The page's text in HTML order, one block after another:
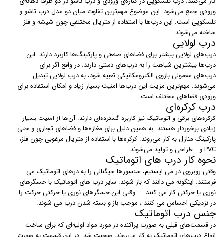
ورودی جمع می‌شود. این موضوع مهم‌ترین تفاوت میان دو مدل درب تاشو و
تلسکوپی است. این درب‌ها با استفاده از متریال مختلفی چون شیشه و فلز
ساخته می‌شوند.
درب لولایی
درب‌های لولایی بیشتر برای فضاهای صنعتی و پارکینگ‌ها کاربرد دارند. این
درب‌ها بیشترین شباهت را به درب‌های دستی دارند. در واقع اگر برای
درب‌های معمولی بازوی الکترومکانیکی تعبیه شود، به درب لولایی تبدیل
می‌شوند. مهم‌ترین مزیت این درب‌ها امنیت بسیار زیاد و امکان استفاده برای
ورودی فضاهای مختلف است.
درب کرکره‌ای
کرکره‌های برقی و اتوماتیک نیز کاربرد گسترده‌ای دارند. آن‌ها از امنیت بسیار
زیادی برخوردار هستند. به همین دلیل برای مغازه‌ها و فضاهای تجاری و حتی
پارکینگ منازل به کار می‌روند. کرکره‌ها با استفاده از متریال مرغوبی چون فلز،
PVC و… طراحی و تولید می‌شوند.
نحوه کار درب های اتوماتیک
وقتی روبروی در می ایستیم، سنسورها سیگنالی را به درهای اتوماتیک می
فرستند. اینگونه می دانند که باز شوند. سایر درب های اتوماتیک با حسگرهای
نوری یا حرکتی کار می کنند. … وقتی این حسگرهای نوری یا حرکتی حرکت را
در نزدیکی احساس می کنند ، موجب باز و بسته شدن درب می شوند.
جنس درب اتوماتیک
در قسمت‌های قبلی به صورت پراکنده در مورد مواد اولیه‌ای که برای ساخت